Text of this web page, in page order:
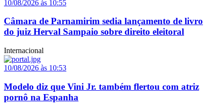
10/08/2026 às 10:55
Câmara de Parnamirim sedia lançamento de livro
do juiz Herval Sampaio sobre direito eleitoral
Internacional
10/08/2026 às 10:53
Modelo diz que Vini Jr. também flertou com atriz
pornô na Espanha